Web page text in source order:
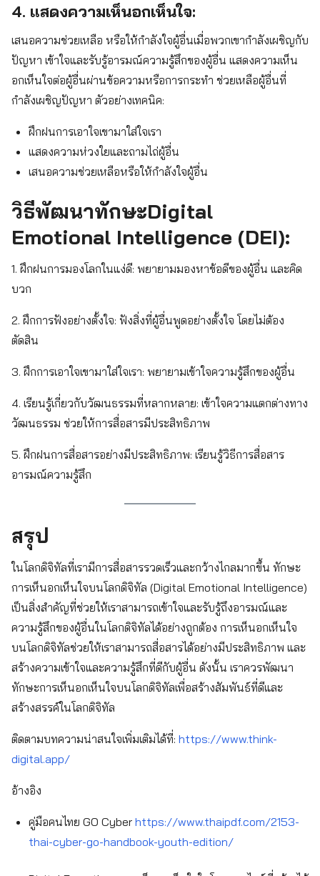
4. แสดงความเห็นอกเห็นใจ:
เสนอความช่วยเหลือ หรือให้กำลังใจผู้อื่นเมื่อพวกเขากำลังเผชิญกับ
ปัญหา เข้าใจและรับรู้อารมณ์ความรู้สึกของผู้อื่น แสดงความเห็น
อกเห็นใจต่อผู้อื่นผ่านข้อความหรือการกระทำ ช่วยเหลือผู้อื่นที่
กำลังเผชิญปัญหา ตัวอย่างเทคนิค:
ฝึกฝนการเอาใจเขามาใส่ใจเรา
แสดงความห่วงใยและถามไถ่ผู้อื่น
เสนอความช่วยเหลือหรือให้กำลังใจผู้อื่น
วิธีพัฒนาทักษะDigital
Emotional Intelligence (DEI):
1. ฝึกฝนการมองโลกในแง่ดี: พยายามมองหาข้อดีของผู้อื่น และคิด
บวก
2. ฝึกการฟังอย่างตั้งใจ: ฟังสิ่งที่ผู้อื่นพูดอย่างตั้งใจ โดยไม่ต้อง
ตัดสิน
3. ฝึกการเอาใจเขามาใส่ใจเรา: พยายามเข้าใจความรู้สึกของผู้อื่น
4. เรียนรู้เกี่ยวกับวัฒนธรรมที่หลากหลาย: เข้าใจความแตกต่างทาง
วัฒนธรรม ช่วยให้การสื่อสารมีประสิทธิภาพ
5. ฝึกฝนการสื่อสารอย่างมีประสิทธิภาพ: เรียนรู้วิธีการสื่อสาร
อารมณ์ความรู้สึก
สรุป
ในโลกดิจิทัลที่เรามีการสื่อสารรวดเร็วและกว้างไกลมากขึ้น ทักษะ
การเห็นอกเห็นใจบนโลกดิจิทัล (Digital Emotional Intelligence)
เป็นสิ่งสำคัญที่ช่วยให้เราสามารถเข้าใจและรับรู้ถึงอารมณ์และ
ความรู้สึกของผู้อื่นในโลกดิจิทัลได้อย่างถูกต้อง การเห็นอกเห็นใจ
บนโลกดิจิทัลช่วยให้เราสามารถสื่อสารได้อย่างมีประสิทธิภาพ และ
สร้างความเข้าใจและความรู้สึกที่ดีกับผู้อื่น ดังนั้น เราควรพัฒนา
ทักษะการเห็นอกเห็นใจบนโลกดิจิทัลเพื่อสร้างสัมพันธ์ที่ดีและ
สร้างสรรค์ในโลกดิจิทัล
ติดตามบทความน่าสนใจเพิ่มเติมได้ที่: https://www.think-
digital.app/
อ้างอิง
คู่มือคนไทย GO Cyber https://www.thaipdf.com/2153-
thai-cyber-go-handbook-youth-edition/